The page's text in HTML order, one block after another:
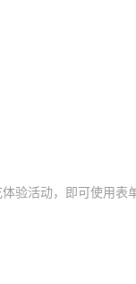
验活动，即可使用表